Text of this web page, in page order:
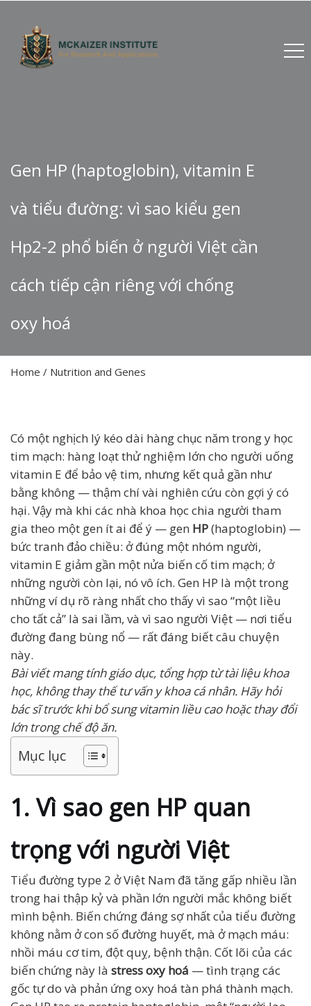
Gen HP (haptoglobin), vitamin E
và tiểu đường: vì sao kiểu gen
Hp2-2 phổ biến ở người Việt cần
cách tiếp cận riêng với chống
oxy hoá
Home / Nutrition and Genes
Có một nghịch lý kéo dài hàng chục năm trong y học
tim mạch: hàng loạt thử nghiệm lớn cho người uống
vitamin E để bảo vệ tim, nhưng kết quả gần như
bằng không — thậm chí vài nghiên cứu còn gợi ý có
hại. Vậy mà khi các nhà khoa học chia người tham
gia theo một gen ít ai để ý — gen HP(haptoglobin) —
bức tranh đảo chiều: ở đúng một nhóm người,
vitamin E giảm gần một nửa biến cố tim mạch; ở
những người còn lại, nó vô ích. Gen HP là một trong
những ví dụ rõ ràng nhất cho thấy vì sao “một liều
cho tất cả” là sai lầm, và vì sao người Việt — nơi tiểu
đường đang bùng nổ — rất đáng biết câu chuyện
này.
Bài viết mang tính giáo dục, tổng hợp từ tài liệu khoa
học, không thay thế tư vấn y khoa cá nhân. Hãy hỏi
bác sĩ trước khi bổ sung vitamin liều cao hoặc thay đổi
lớn trong chế độ ăn.
Mục lục
1. Vì sao gen HP quan
trọng với người Việt
Tiểu đường type 2 ở Việt Nam đã tăng gấp nhiều lần
trong hai thập kỷ và phần lớn người mắc không biết
mình bệnh. Biến chứng đáng sợ nhất của tiểu đường
không nằm ở con số đường huyết, mà ở mạch máu:
nhồi máu cơ tim, đột quỵ, bệnh thận. Cốt lõi của các
biến chứng này là stress oxy hoá — tình trạng các
gốc tự do và phản ứng oxy hoá tàn phá thành mạch.